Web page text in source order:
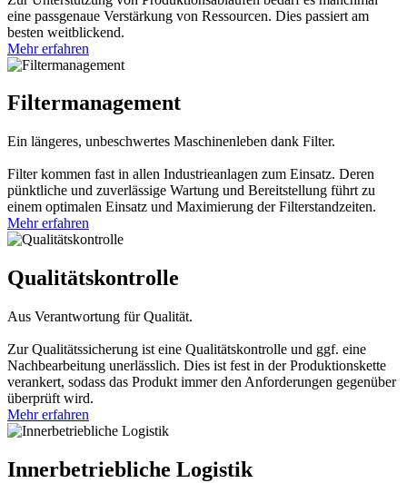
eine passgenaue Verstärkung von Ressourcen. Dies passiert am
besten weitblickend.
Mehr erfahren
Filtermanagement
Ein längeres, unbeschwertes Maschinenleben dank Filter.
Filter kommen fast in allen Industrieanlagen zum Einsatz. Deren
pünktliche und zuverlässige Wartung und Bereitstellung führt zu
einem optimalen Einsatz und Maximierung der Filterstandzeiten.
Mehr erfahren
Qualitätskontrolle
Aus Verantwortung für Qualität.
Zur Qualitätssicherung ist eine Qualitätskontrolle und ggf. eine
Nachbearbeitung unerlässlich. Dies ist fest in der Produktionskette
verankert, sodass das Produkt immer den Anforderungen gegenüber
überprüft wird.
Mehr erfahren
Innerbetriebliche Logistik